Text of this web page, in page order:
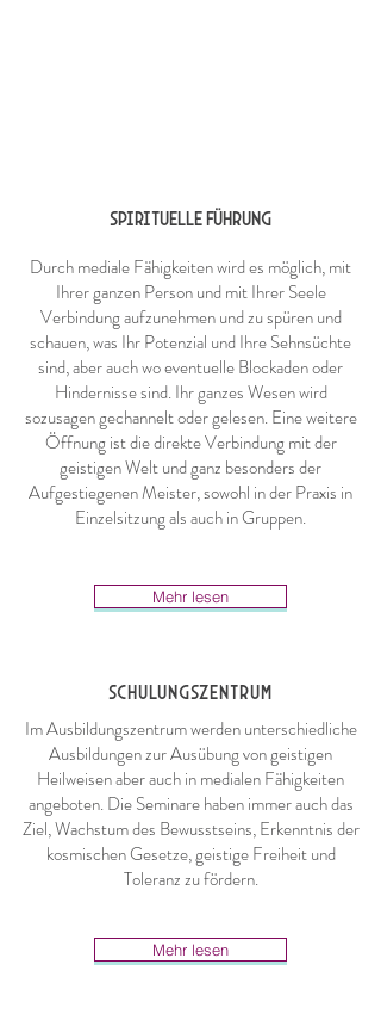
SPIRITUELLE FÜHRUNG
Durch mediale Fähigkeiten wird es möglich, mit
Ihrer ganzen Person und mit Ihrer Seele
Verbindung aufzunehmen und zu spüren und
schauen, was Ihr Potenzial und Ihre Sehnsüchte
sind, aber auch wo eventuelle Blockaden oder
Hindernisse sind. Ihr ganzes Wesen wird
sozusagen gechannelt oder gelesen. Eine weitere
Öffnung ist die direkte Verbindung mit der
geistigen Welt und ganz besonders der
Aufgestiegenen Meister, sowohl in der Praxis in
Einzelsitzung als auch in Gruppen.
Mehr lesen
SCHULUNGSZENTRUM
Im Ausbildungszentrum werden unterschiedliche
Ausbildungen zur Ausübung von geistigen
Heilweisen aber auch in medialen Fähigkeiten
angeboten. Die Seminare haben immer auch das
Ziel, Wachstum des Bewusstseins, Erkenntnis der
kosmischen Gesetze, geistige Freiheit und
Toleranz zu fördern.
Mehr lesen